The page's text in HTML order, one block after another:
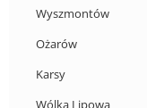
Wyszmontów
Ożarów
Karsy
Wólka Lipowa